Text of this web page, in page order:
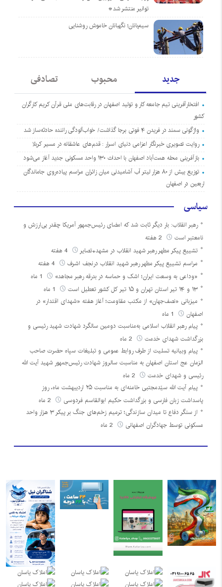
توانیر منتشر شد*
سیم‌بانان؛ نگهبانان خاموش روشنایی
جدید محبوب تصادفی
افتخارآفرینی تیم جامعه کار و تولید اصفهان در رقابت‌های ملی قرآن کریم کارگران
کشور
واژگونی سمند در فریدن ۴ فوتی برجا گذاشت/ خواب‌آلودگی راننده حادثه‌ساز شد
روایت تصویری خبرنگار اعزامی دنیای اسرار : قدم‌های عاشقانه در مسیر کربلا
بازآفرینی محله همت‌آباد اصفهان با احداث ۱۳۰ واحد مسکونی جدید آغاز می‌شود
توزیع بیش از ۸۰ هزار لیتر آب آشامیدنی میان زائران مراسم پیاده‌روی جاماندگان
اربعین در اصفهان
سیاسی
رهبر انقلاب: بار دیگر ثابت شد که امضای رئیس‌جمهور آمریکا چقدر بی‌ارزش و
نامعتبر است
تشییع پیکر مطهر رهبر شهید انقلاب در مشهد+تصایر
مراسم تشییع پیکر مطهر رهبر شهید انقلاب درنجف اشرف
«وداعی به وسعت ایران؛ اشک و حماسه در بدرقه رهبر مجاهد»
۱۳ و ۱۴ تیر استان تهران و ۱۵ تیر کل کشور تعطیل است
میزبانی «نصف‌جهان» از مکتب مقاومت؛ آغاز هفته «شهدای اقتدار» در
اصفهان
پیام رهبر انقلاب اسلامی به‌مناسبت دومین سالگرد شهادت شهید رئیسی و
بزرگداشت شهدای خدمت
پیام وبیانیه تسلیت از طرف روابط عمومی و تبلیغات سپاه حضرت صاحب
الزمان عج استان اصفهان به مناسبت سالروز شهادت رئیس‌جمهور شهید آیت الله
رئیسی و شهدای خدمت
پیام آیت الله سیّدمجتبی خامنه‌ای به مناسبت ۲۵ اردیبهشت ماه، روز
پاسداشت زبان فارسی و بزرگداشت حکیم ابوالقاسم فردوسی
از سنگر دفاع تا میدان سازندگی؛ ترمیم زخم‌های جنگ بر پیکر ۳ هزار واحد
مسکونی توسط جهادگران اصفهانی